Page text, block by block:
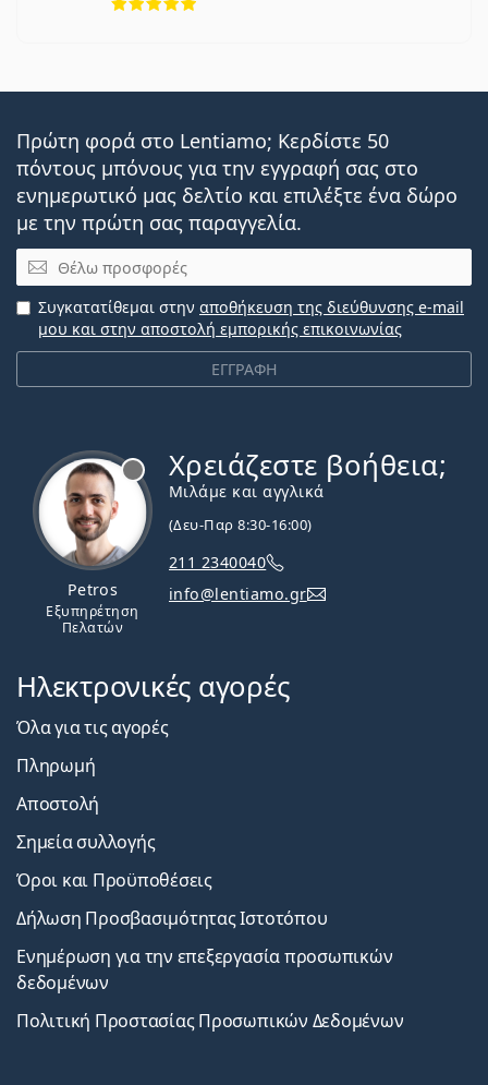
Πρώτη φορά στο Lentiamo; Κερδίστε 50
πόντους μπόνους για την εγγραφή σας στο
ενημερωτικό μας δελτίο και επιλέξτε ένα δώρο
με την πρώτη σας παραγγελία.
Email
ΕΓΓΡΑΦΗ
Συγκατατίθεμαι στην αποθήκευση της διεύθυνσης e-mail
μου και στην αποστολή εμπορικής επικοινωνίας
Petros
Εξυπηρέτηση
Πελατών
Χρειάζεστε βοήθεια;
Μιλάμε και αγγλικά
(Δευ-Παρ 8:30-16:00)
211 2340040
info@lentiamo.gr
Ηλεκτρονικές αγορές
Όλα για τις αγορές
Πληρωμή
Αποστολή
Σημεία συλλογής
Όροι και Προϋποθέσεις
Δήλωση Προσβασιμότητας Ιστοτόπου
Ενημέρωση για την επεξεργασία προσωπικών
δεδομένων
Πολιτική Προστασίας Προσωπικών Δεδομένων